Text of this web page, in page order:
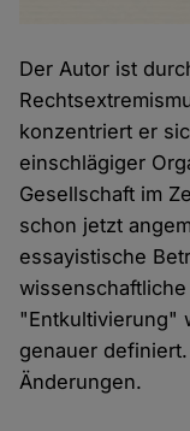
Der Autor ist
konzentriert er
einschlägiger
Gesellschaft im
schon jetzt
essayistische
"Entkultivierung"
genauer
Änderungen.